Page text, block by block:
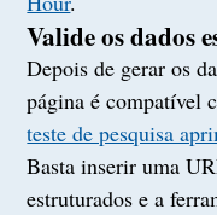
Valide os dados
Depois de gerar os
página é compatível
teste de pesquisa
Basta inserir uma
estruturados e a